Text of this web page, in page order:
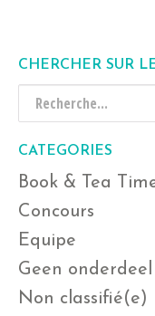
CHERCHER SUR
CATEGORIES
Book & Tea
Concours
Equipe
Geen
Non classifié(e)